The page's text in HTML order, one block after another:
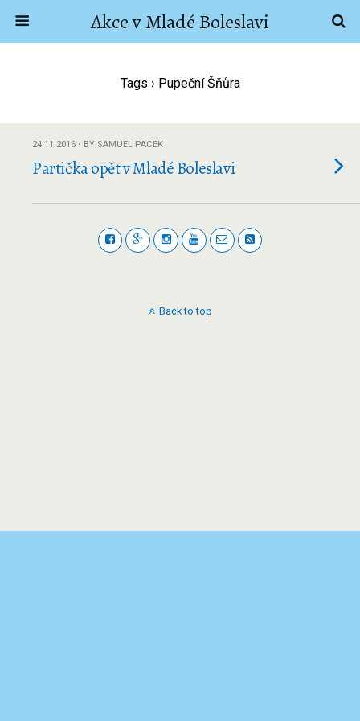
Akce v Mladé Boleslavi
Tags › Pupeční Šňůra
24.11.2016 • BY SAMUEL PACEK
Partička opět v Mladé Boleslavi
Back to top